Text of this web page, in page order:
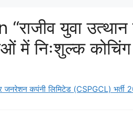
युवा उत्थान
में निःशुल्क
जनरेशन कपंनी लिमिटेड (CSPGCL) भर्ती